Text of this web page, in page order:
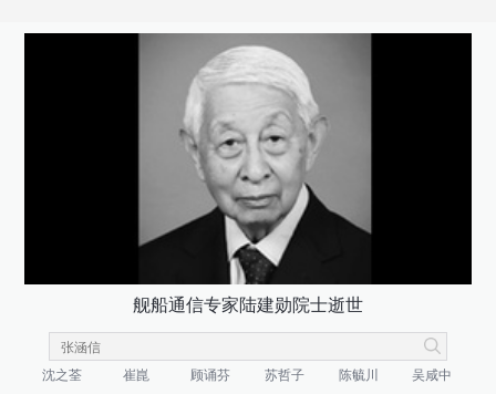
舰船通信专家陆建勋院士逝世
沈之荃 崔崑 顾诵芬 苏哲子 陈毓川
吴咸中